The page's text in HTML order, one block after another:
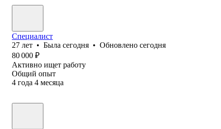
Специалист
27 лет • Была сегодня • Обновлено сегодня
80 000 ₽
Активно ищет работу
Общий опыт
4 года 4 месяца